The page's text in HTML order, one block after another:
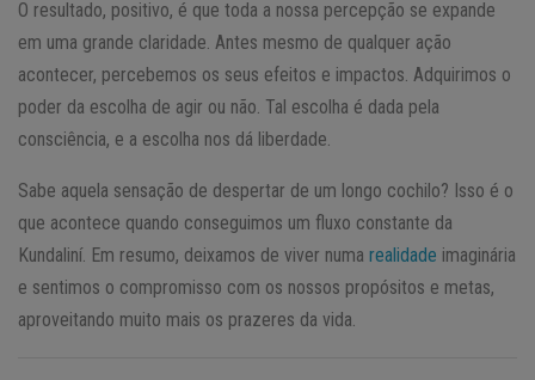
O resultado, positivo, é que toda a nossa percepção se expande
em uma grande claridade. Antes mesmo de qualquer ação
acontecer, percebemos os seus efeitos e impactos. Adquirimos o
poder da escolha de agir ou não. Tal escolha é dada pela
consciência, e a escolha nos dá liberdade.
Sabe aquela sensação de despertar de um longo cochilo? Isso é o
que acontece quando conseguimos um fluxo constante da
Kundaliní. Em resumo, deixamos de viver numa realidade imaginária
e sentimos o compromisso com os nossos propósitos e metas,
aproveitando muito mais os prazeres da vida.